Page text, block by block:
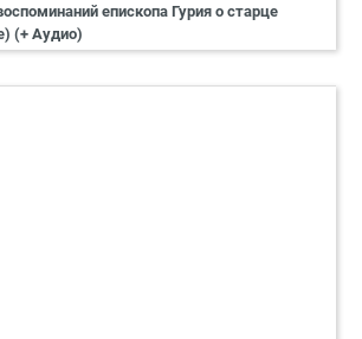
епископа Гурия о старце
(+ Аудио)